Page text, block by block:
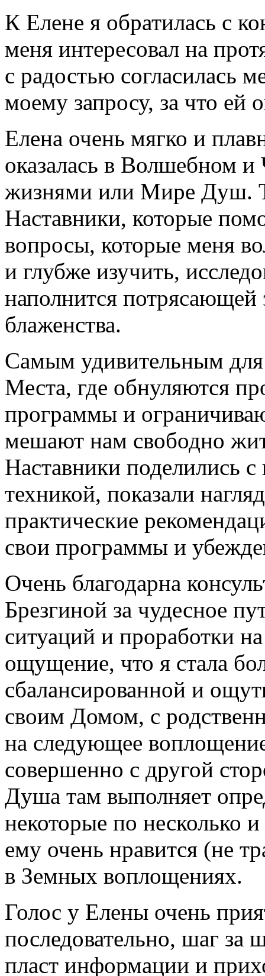
К Елене я обратилась с
меня интересовал на
с радостью согласилась
моему запросу, за что ей
Елена очень мягко и
оказалась в Волшебном
жизнями или Мире Душ.
Наставники, которые
вопросы, которые меня
и глубже изучить,
наполнится потрясающей
блаженства.
Самым удивительным
Места, где обнуляются
программы и
мешают нам свободно
Наставники поделились
техникой, показали
практические
свои программы и
Очень благодарна
Брезгиной за чудесное
ситуаций и проработки
ощущение, что я стала
сбалансированной и
своим Домом, с
на следующее
совершенно с другой
Душа там выполняет
некоторые по несколько
ему очень нравится (не
в Земных воплощениях.
Голос у Елены очень
последовательно, шаг за
пласт информации и